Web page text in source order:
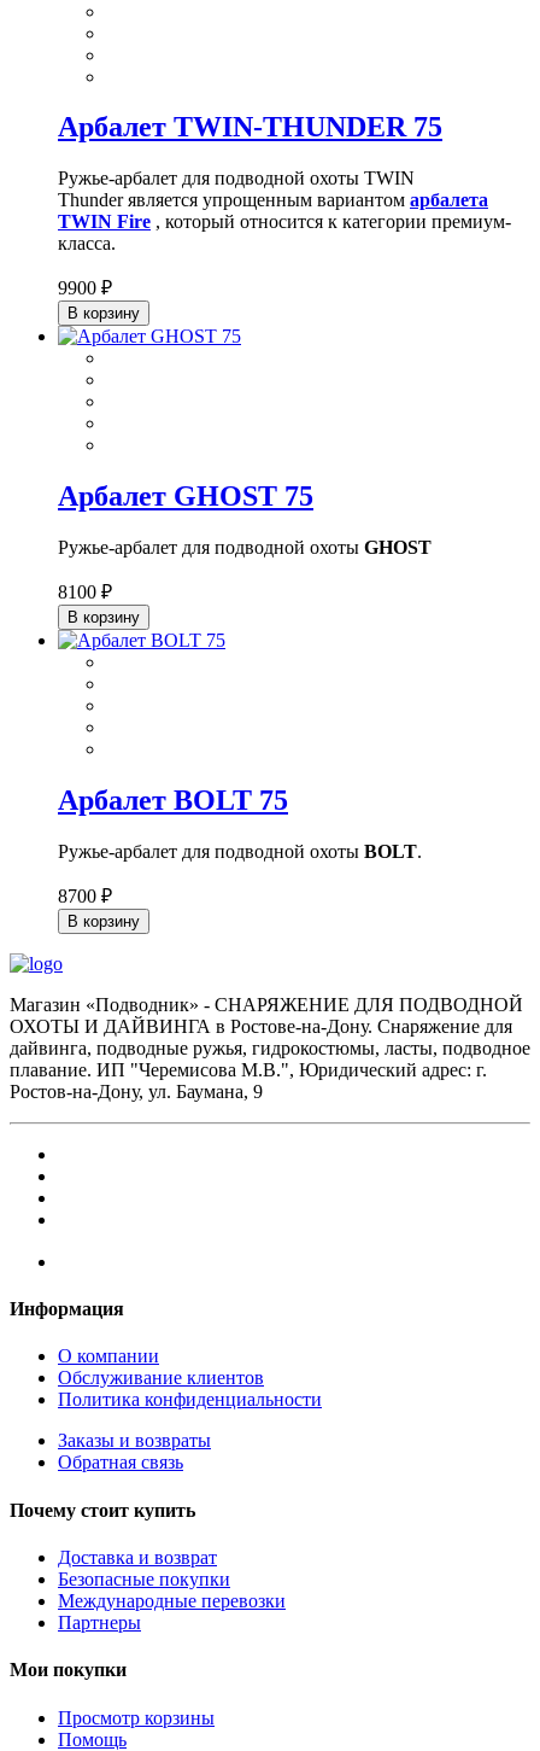
Арбалет TWIN-THUNDER 75
Ружье-арбалет для подводной охоты TWIN
Thunder является упрощенным вариантом арбалета
TWIN Fire , который относится к категории премиум-
класса.
9900 ₽
В корзину
Арбалет GHOST 75
Ружье-арбалет для подводной охоты GHOST
8100 ₽
В корзину
Арбалет BOLT 75
Ружье-арбалет для подводной охоты BOLT.
8700 ₽
В корзину
Магазин «Подводник» - СНАРЯЖЕНИЕ ДЛЯ ПОДВОДНОЙ
ОХОТЫ И ДАЙВИНГА в Ростове-на-Дону. Снаряжение для
дайвинга, подводные ружья, гидрокостюмы, ласты, подводное
плавание. ИП "Черемисова М.В.", Юридический адрес: г.
Ростов-на-Дону, ул. Баумана, 9
Информация
О компании
Обслуживание клиентов
Политика конфиденциальности
Заказы и возвраты
Обратная связь
Почему стоит купить
Доставка и возврат
Безопасные покупки
Международные перевозки
Партнеры
Мои покупки
Просмотр корзины
Помощь